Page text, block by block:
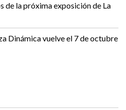
de la próxima exposición de La
Dinámica vuelve el 7 de octubre